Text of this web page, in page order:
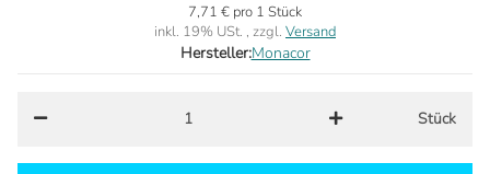
7,71 € pro 1 Stück
inkl. 19% USt. , zzgl. Versand
Hersteller:Monacor
Stück